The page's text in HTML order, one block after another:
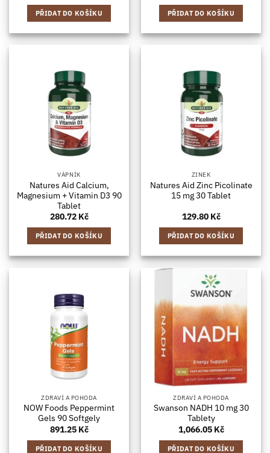
PŘIDAT DO KOŠÍKU PŘIDAT DO KOŠÍKU
VÁPNÍK
Natures Aid Calcium,
Magnesium + Vitamin D3 90
Tablet
280.72 Kč
PŘIDAT DO KOŠÍKU
ZINEK
Natures Aid Zinc Picolinate
15 mg 30 Tablet
129.80 Kč
PŘIDAT DO KOŠÍKU
ZDRAVÍ A POHODA
NOW Foods Peppermint
Gels 90 Softgely
891.25 Kč
PŘIDAT DO KOŠÍKU
ZDRAVÍ A POHODA
Swanson NADH 10 mg 30
Tablety
1,066.05 Kč
PŘIDAT DO KOŠÍKU